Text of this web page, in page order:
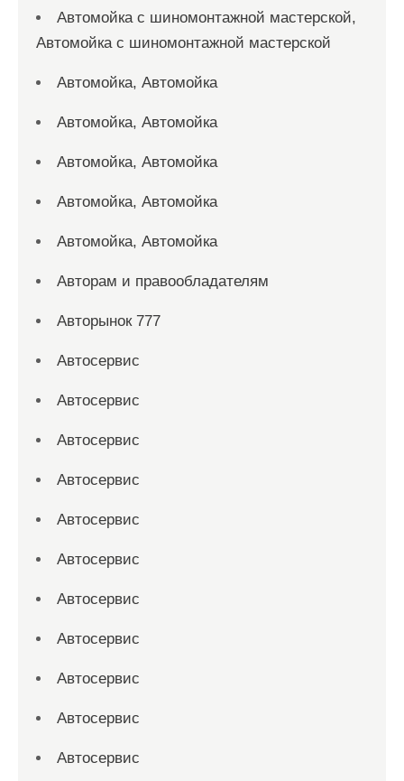
Автомойка с шиномонтажной мастерской,
Автомойка с шиномонтажной мастерской
Автомойка, Автомойка
Автомойка, Автомойка
Автомойка, Автомойка
Автомойка, Автомойка
Автомойка, Автомойка
Авторам и правообладателям
Авторынок 777
Автосервис
Автосервис
Автосервис
Автосервис
Автосервис
Автосервис
Автосервис
Автосервис
Автосервис
Автосервис
Автосервис